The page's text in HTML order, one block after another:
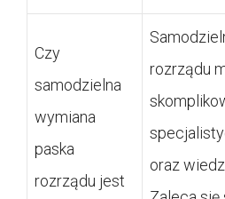
Czy
samodzielna
wymiana
paska
rozrządu jest
rozrządu
oraz